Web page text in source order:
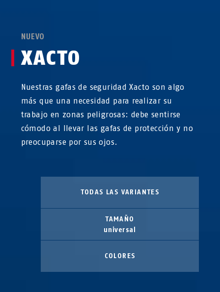
NUEVO
XACTO
Nuestras gafas de seguridad Xacto son algo
más que una necesidad para realizar su
trabajo en zonas peligrosas: debe sentirse
cómodo al llevar las gafas de protección y no
preocuparse por sus ojos.
TODAS LAS VARIANTES
TAMAÑO
universal
COLORES